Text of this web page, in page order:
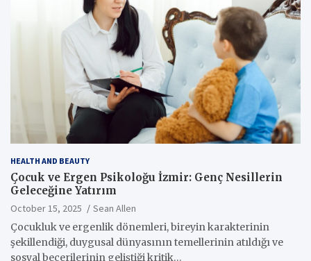
HEALTH AND BEAUTY
Çocuk ve Ergen Psikoloğu İzmir: Genç Nesillerin
Geleceğine Yatırım
October 15, 2025
Sean Allen
Çocukluk ve ergenlik dönemleri, bireyin karakterinin
şekillendiği, duygusal dünyasının temellerinin atıldığı ve
sosyal becerilerinin geliştiği kritik…